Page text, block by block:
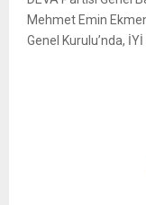
Mehmet Emin
Genel Kurulu’nda,